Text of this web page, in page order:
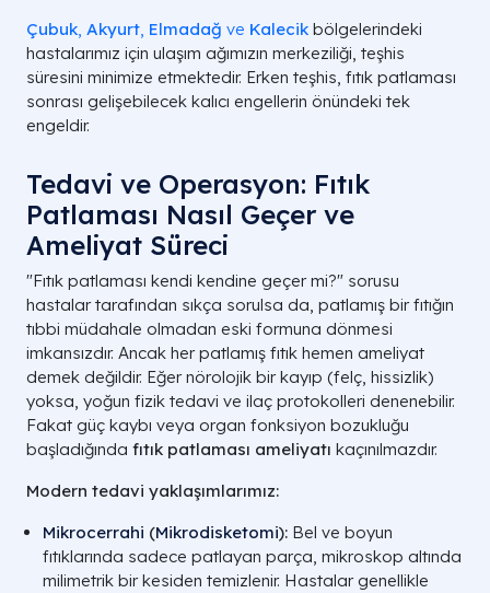
Çubuk, Akyurt, Elmadağ ve Kalecik bölgelerindeki
hastalarımız için ulaşım ağımızın merkeziliği, teşhis
süresini minimize etmektedir. Erken teşhis, fıtık patlaması
sonrası gelişebilecek kalıcı engellerin önündeki tek
engeldir.
Tedavi ve Operasyon: Fıtık
Patlaması Nasıl Geçer ve
Ameliyat Süreci
"Fıtık patlaması kendi kendine geçer mi?" sorusu
hastalar tarafından sıkça sorulsa da, patlamış bir fıtığın
tıbbi müdahale olmadan eski formuna dönmesi
imkansızdır. Ancak her patlamış fıtık hemen ameliyat
demek değildir. Eğer nörolojik bir kayıp (felç, hissizlik)
yoksa, yoğun fizik tedavi ve ilaç protokolleri denenebilir.
Fakat güç kaybı veya organ fonksiyon bozukluğu
başladığında fıtık patlaması ameliyatı kaçınılmazdır.
Modern tedavi yaklaşımlarımız:
Mikrocerrahi (Mikrodisketomi): Bel ve boyun
fıtıklarında sadece patlayan parça, mikroskop altında
milimetrik bir kesiden temizlenir. Hastalar genellikle